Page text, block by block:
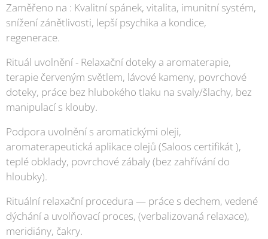
Zaměřeno na : Kvalitní spánek, vitalita, imunitní systém,
snížení zánětlivosti, lepší psychika a kondice,
regenerace.
Rituál uvolnění - Relaxační doteky a aromaterapie,
terapie červeným světlem, lávové kameny, povrchové
doteky, práce bez hlubokého tlaku na svaly/šlachy, bez
manipulací s klouby.
Podpora uvolnění s aromatickými oleji,
aromaterapeutická aplikace olejů (Saloos certifikát ),
teplé obklady, povrchové zábaly (bez zahřívání do
hloubky).
Rituální relaxační procedura — práce s dechem, vedené
dýchání a uvolňovací proces, (verbalizovaná relaxace),
meridiány, čakry.